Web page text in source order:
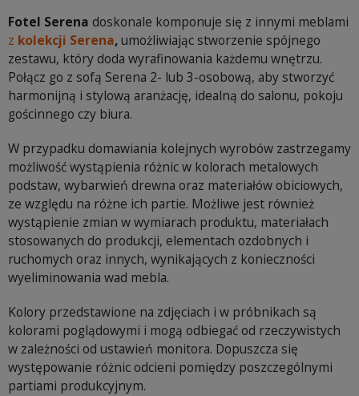
Fotel Serena doskonale komponuje się z innymi meblami
z kolekcji Serena,umożliwiając stworzenie spójnego
zestawu, który doda wyrafinowania każdemu wnętrzu.
Połącz go z sofą Serena 2- lub 3-osobową, aby stworzyć
harmonijną i stylową aranżację, idealną do salonu, pokoju
gościnnego czy biura.
W przypadku domawiania kolejnych wyrobów zastrzegamy
możliwość wystąpienia różnic w kolorach metalowych
podstaw, wybarwień drewna oraz materiałów obiciowych,
ze względu na różne ich partie. Możliwe jest również
wystąpienie zmian w wymiarach produktu, materiałach
stosowanych do produkcji, elementach ozdobnych i
ruchomych oraz innych, wynikających z konieczności
wyeliminowania wad mebla.
Kolory przedstawione na zdjęciach i w próbnikach są
kolorami poglądowymi i mogą odbiegać od rzeczywistych
w zależności od ustawień monitora. Dopuszcza się
występowanie różnic odcieni pomiędzy poszczególnymi
partiami produkcyjnym.